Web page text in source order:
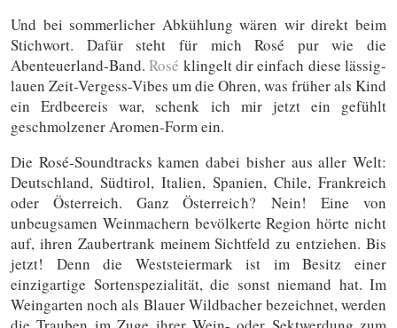
Und bei sommerlicher Abkühlung wären wir direkt beim
Stichwort. Dafür steht für mich Rosé pur wie die
Abenteuerland-Band.Rosé klingelt dir einfach diese lässig-
lauen Zeit-Vergess-Vibes um die Ohren, was früher als Kind
ein Erdbeereis war, schenk ich mir jetzt ein gefühlt
geschmolzener Aromen-Form ein.
Die Rosé-Soundtracks kamen dabei bisher aus aller Welt:
Deutschland, Südtirol, Italien, Spanien, Chile, Frankreich
oder Österreich. Ganz Österreich? Nein! Eine von
unbeugsamen Weinmachern bevölkerte Region hörte nicht
auf, ihren Zaubertrank meinem Sichtfeld zu entziehen. Bis
jetzt! Denn die Weststeiermark ist im Besitz einer
einzigartige Sortenspezialität, die sonst niemand hat. Im
Weingarten noch als Blauer Wildbacher bezeichnet, werden